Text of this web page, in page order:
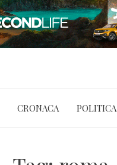
CRONACA POLITICA